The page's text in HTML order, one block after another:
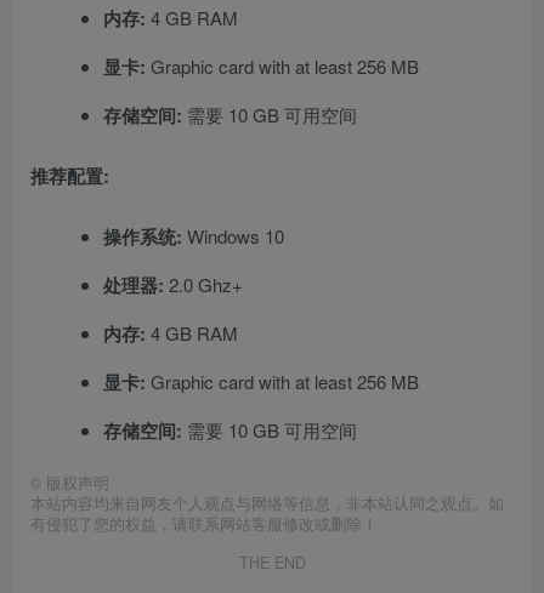
内存: 4 GB RAM
显卡: Graphic card with at least 256 MB
存储空间: 需要 10 GB 可用空间
推荐配置:
操作系统: Windows 10
处理器: 2.0 Ghz+
内存: 4 GB RAM
显卡: Graphic card with at least 256 MB
存储空间: 需要 10 GB 可用空间
© 版权声明
本站内容均来自网友个人观点与网络等信息，非本站认同之观点。如
有侵犯了您的权益，请联系网站客服修改或删除！
THE END